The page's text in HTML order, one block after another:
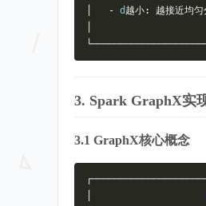
- d 越小: 越接近均匀
3. Spark GraphX实
3.1 GraphX核心概念